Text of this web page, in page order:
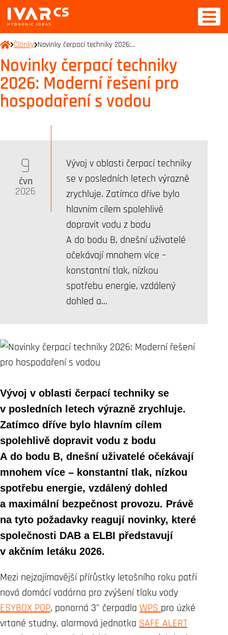
Články Novinky čerpací techniky 2026:…
Novinky čerpací techniky
2026: Moderní řešení pro
hospodaření s vodou
9
čvn
2026
Vývoj v oblasti čerpací techniky
se v posledních letech výrazně
zrychluje. Zatímco dříve bylo
hlavním cílem spolehlivě
dopravit vodu z bodu
A do bodu B, dnešní uživatelé
očekávají mnohem více –
konstantní tlak, nízkou
spotřebu energie, vzdálený
dohled a…
Vývoj v oblasti čerpací techniky se
v posledních letech výrazně zrychluje.
Zatímco dříve bylo hlavním cílem
spolehlivě dopravit vodu z bodu
A do bodu B, dnešní uživatelé očekávají
mnohem více – konstantní tlak, nízkou
spotřebu energie, vzdálený dohled
a maximální bezpečnost provozu. Právě
na tyto požadavky reagují novinky, které
společnosti DAB a ELBI představují
v akčním letáku 2026.
Mezi nejzajímavější přírůstky letošního roku patří
nová domácí vodárna pro zvýšení tlaku vody
ESYBOX POP, ponorná 3" čerpadla WPS pro úzké
vrtané studny, alarmová jednotka SAFE ALERT